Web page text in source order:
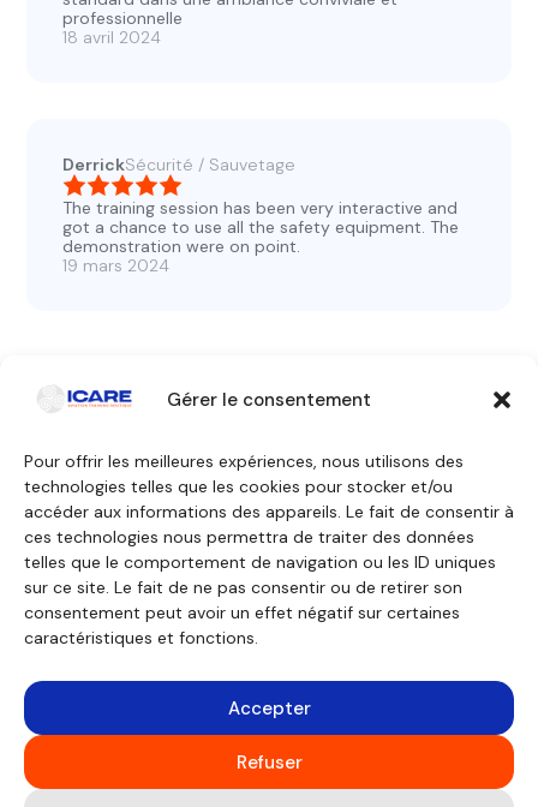
Gérer le consentement
Pour offrir les meilleures expériences, nous utilisons des
technologies telles que les cookies pour stocker et/ou
accéder aux informations des appareils. Le fait de consentir à
ces technologies nous permettra de traiter des données
telles que le comportement de navigation ou les ID uniques
sur ce site. Le fait de ne pas consentir ou de retirer son
consentement peut avoir un effet négatif sur certaines
caractéristiques et fonctions.
Accepter
Refuser
professionnelle
18 avril 2024
DerrickSécurité / Sauvetage
The training session has been very interactive and
got a chance to use all the safety equipment. The
demonstration were on point.
19 mars 2024
Contactez-nous
Nos formations
Équipage de conduite
Équipage de cabine
Technicien de maintenance
Formations générales
Nous découvrir
Pourquoi ICARE
Nos agréments
Outils pédagogiques
CBT
Consulting
Mentions légales
Politique des cookies